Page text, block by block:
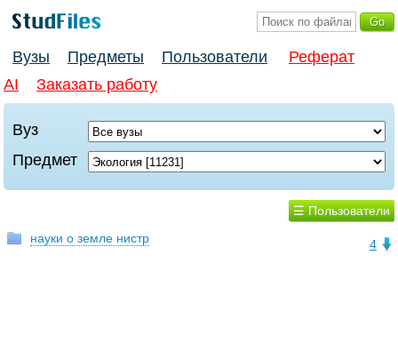
Вузы Предметы Пользователи
Реферат
AI
Заказать работу
Вуз
Предмет
☰ Пользователи
4
науки о земле нистр